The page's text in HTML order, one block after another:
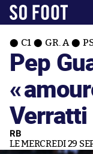
C1 GR. A
Pep
«
Verratti
RB
LE MERCREDI 29